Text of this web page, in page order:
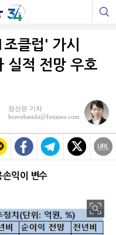
클럽' 가시
실적 전망 우호
정선은 기자
bravebambi@fntimes.com
익이 변수